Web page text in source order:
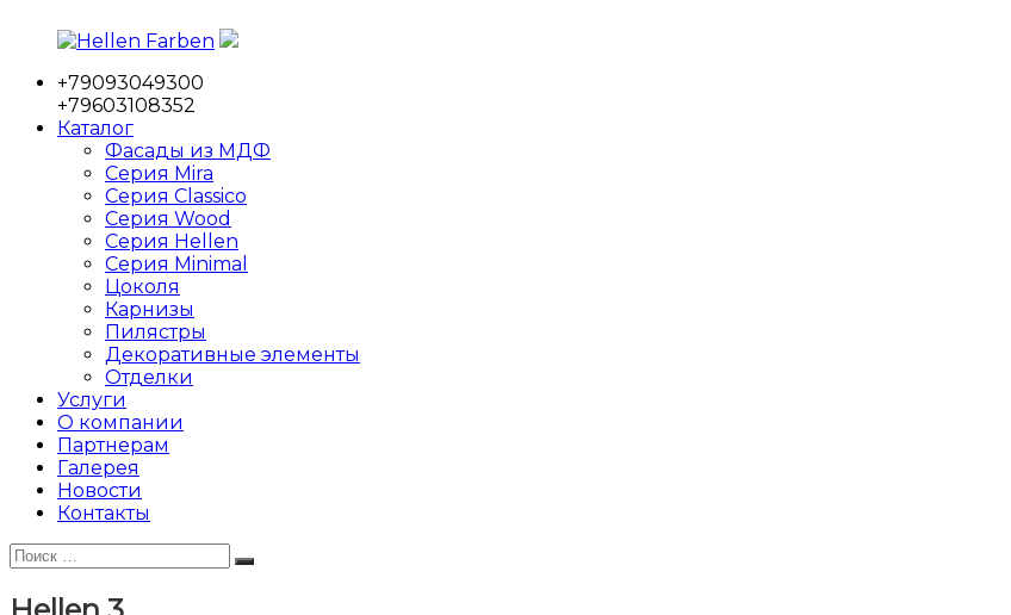
Перейти
содержимому
Hellen
Farben
Фабрика
мебельных
фасадов
+79093049300
+79603108352
Каталог
Фасады из МДФ
Серия Mira
Серия Classico
Серия Wood
Серия Hellen
Серия Minimal
Цоколя
Карнизы
Пилястры
Декоративные элементы
Отделки
Услуги
О компании
Партнерам
Галерея
Новости
Контакты
Искать:
Поиск